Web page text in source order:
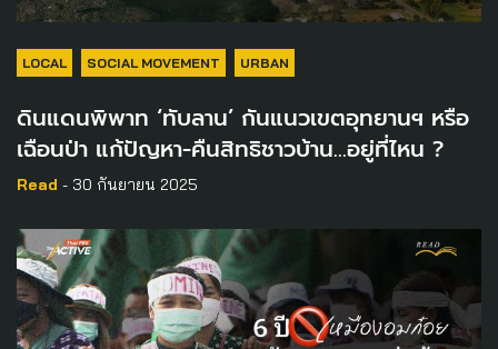
LOCAL SOCIAL MOVEMENT URBAN
ดินแดนพิพาท ‘ทับลาน’ กันแนวเขตอุทยานฯ หรือ
เฉือนป่า แก้ปัญหา-คืนสิทธิชาวบ้าน…อยู่ที่ไหน ?
Read - 30 กันยายน 2025